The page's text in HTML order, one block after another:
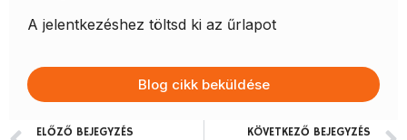
A jelentkezéshez töltsd ki az űrlapot
Blog cikk beküldése
ELŐZŐ BEJEGYZÉS KÖVETKEZŐ BEJEGYZÉS